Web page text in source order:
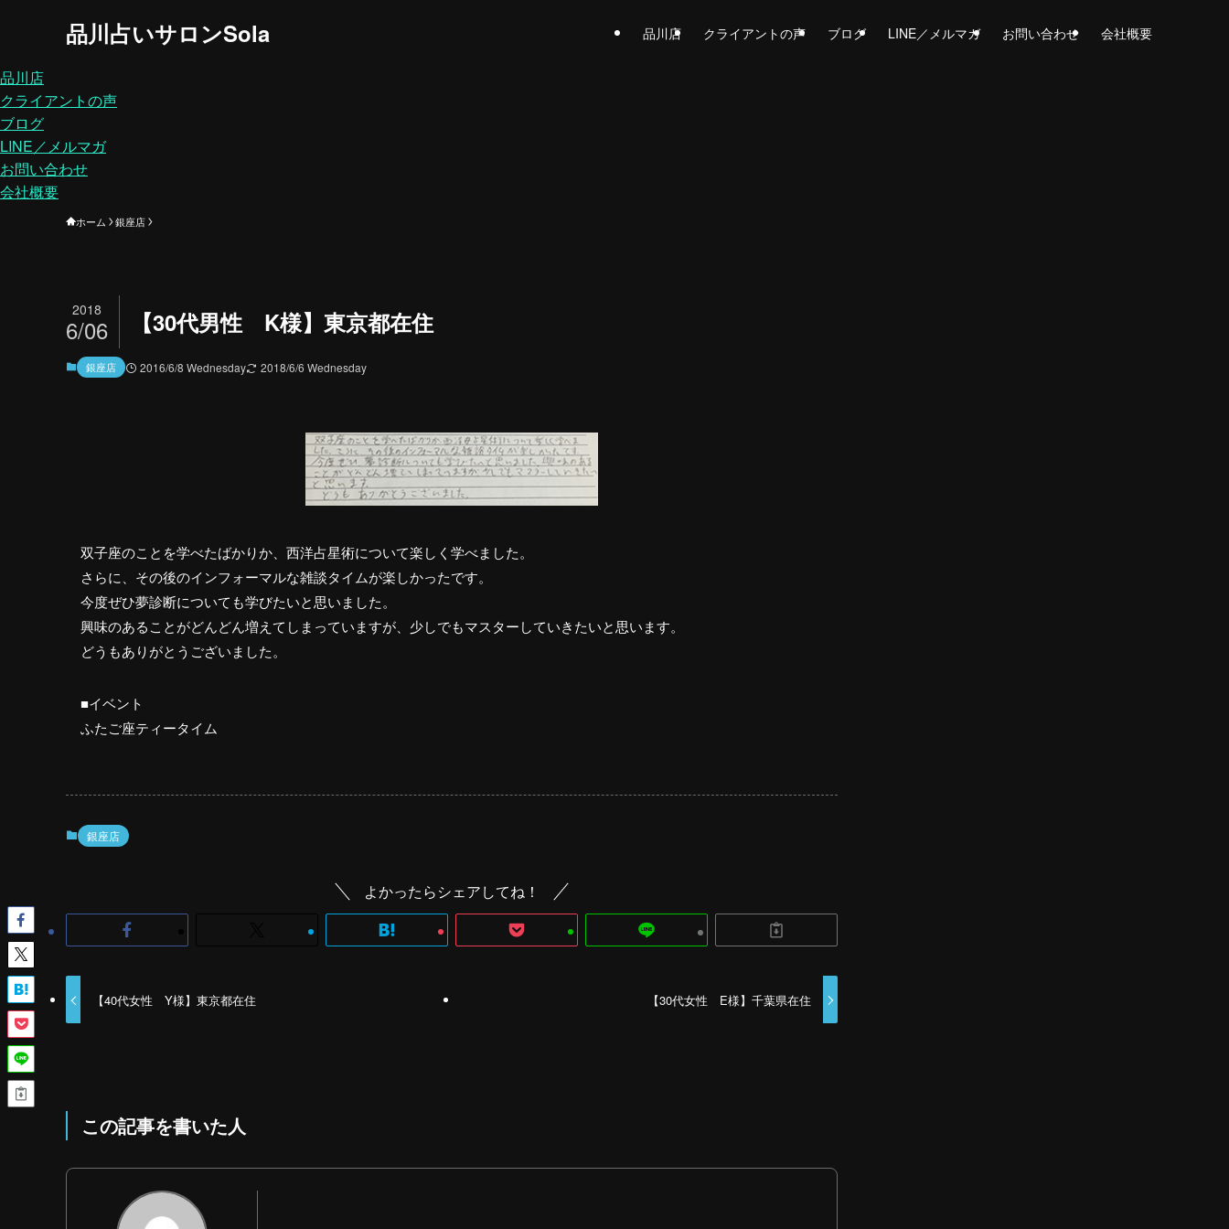
品川占いサロンSola 品川店 クライアントの声 ブログ LINE／メルマガ お問い合わせ 会社概要
品川店
クライアントの声
ブログ
LINE／メルマガ
お問い合わせ
会社概要
ホーム 銀座店
【30代男性 K様】東京都在住
2018
6/06
銀座店 2016/6/8 Wednesday 2018/6/6 Wednesday
双子座のことを学べたばかりか、西洋占星術について楽しく学べました。
さらに、その後のインフォーマルな雑談タイムが楽しかったです。
今度ぜひ夢診断についても学びたいと思いました。
興味のあることがどんどん増えてしまっていますが、少しでもマスターしていきたいと思います。
どうもありがとうございました。
■イベント
ふたご座ティータイム
銀座店
よかったらシェアしてね！
【40代女性 Y様】東京都在住 【30代女性 E様】千葉県在住
この記事を書いた人